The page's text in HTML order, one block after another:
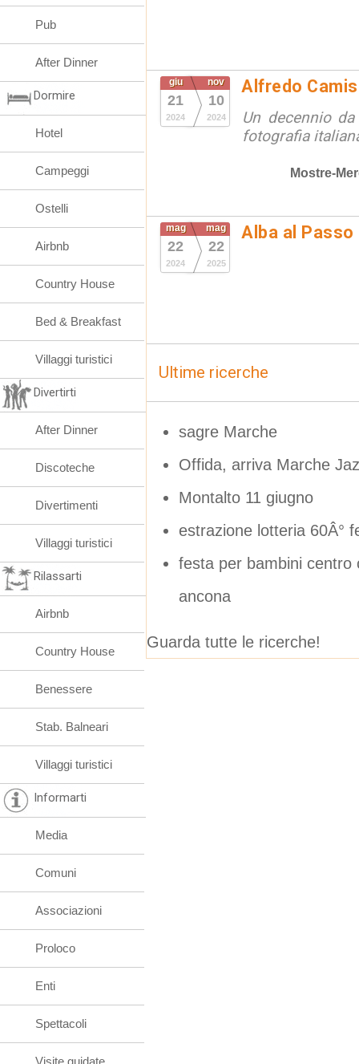
giu
21
2024
nov
10
2024
Alfredo
Un decennio da
fotografia
Mostre-
mag
22
2024
mag
22
2025
Alba al Passo
Ultime ricerche
sagre Marche
Offida, arriva Marche
Montalto 11 giugno
estrazione lotteria 60Â°
festa per bambini centro
ancona
Guarda tutte le ricerche!
Pub
After Dinner
Dormire
Hotel
Campeggi
Ostelli
Airbnb
Country House
Bed & Breakfast
Villaggi turistici
Divertirti
After Dinner
Discoteche
Divertimenti
Villaggi turistici
Rilassarti
Airbnb
Country House
Benessere
Stab. Balneari
Villaggi turistici
Informarti
Media
Comuni
Associazioni
Proloco
Enti
Spettacoli
Visite guidate